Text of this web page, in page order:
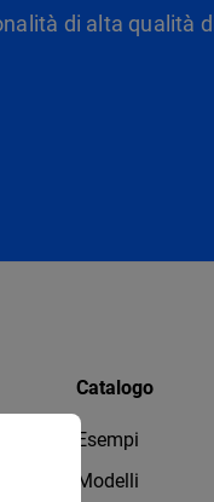
di alta qualità
Catalogo
Esempi
Modelli